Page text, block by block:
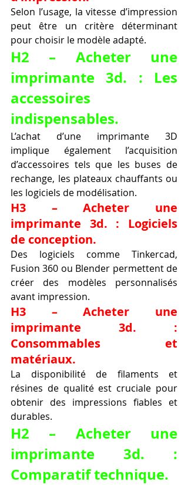
Selon l’usage, la vitesse d’impression
peut être un critère déterminant
pour choisir le modèle adapté.
H2 – Acheter une
imprimante 3d. : Les
accessoires
indispensables.
L’achat d’une imprimante 3D
implique également l’acquisition
d’accessoires tels que les buses de
rechange, les plateaux chauffants ou
les logiciels de modélisation.
H3 – Acheter une
imprimante 3d. : Logiciels
de conception.
Des logiciels comme Tinkercad,
Fusion 360 ou Blender permettent de
créer des modèles personnalisés
avant impression.
H3 – Acheter une
imprimante 3d. :
Consommables et
matériaux.
La disponibilité de filaments et
résines de qualité est cruciale pour
obtenir des impressions fiables et
durables.
H2 – Acheter une
imprimante 3d. :
Comparatif technique.